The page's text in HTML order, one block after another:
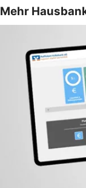
Mehr